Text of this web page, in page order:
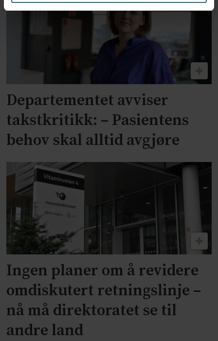
Departementet avviser
takstkritikk: – Pasientens
behov skal alltid avgjøre
Ingen planer om å revidere
omdiskutert retningslinje –
nå må direktoratet se til
andre land